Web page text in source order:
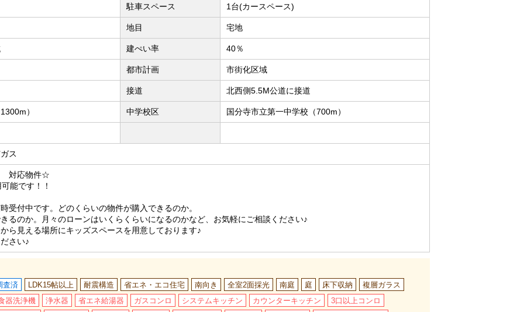
駐車スペース 1台(カースペース)
地目 宅地
建ぺい率 40％
都市計画 市街化区域
接道 北西側5.5M公道に接道
） 中学校区 国分寺市立第一中学校（700m）
ス
対応物件☆
能です！！
受付中です。どのくらいの物件が購入できるのか。
るのか。月々のローンはいくらくらいになるのかなど、お気軽にご相談ください♪
ら見える場所にキッズスペースを用意しております♪
さい♪
査済 LDK15帖以上 耐震構造 省エネ・エコ住宅 南向き 全室2面採光 南庭 庭 床下収納
複層ガラス
器洗浄機 浄水器 省エネ給湯器 ガスコンロ システムキッチン カウンターキッチン
3口以上コンロ